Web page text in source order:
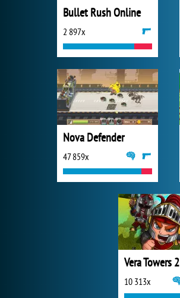
Bullet Rush Online
2 897x
Nova Defender
47 859x
Vera Towers 2
10 313x